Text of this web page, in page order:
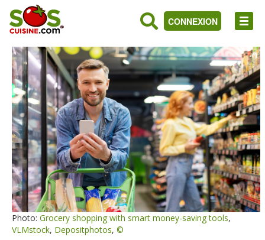
CONNEXION
Photo: Grocery shopping with smart money-saving tools,
VLMstock, Depositphotos, ©